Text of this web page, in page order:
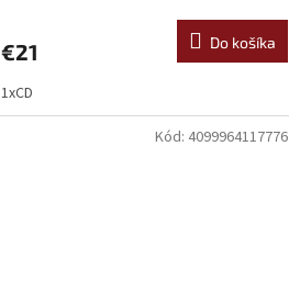
€21 Do košíka
1xCD
Kód: 4099964117776